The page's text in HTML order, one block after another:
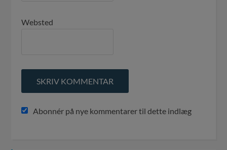
Websted
Abonnér på nye kommentarer til dette indlæg